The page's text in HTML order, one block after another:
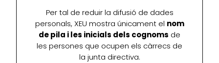
Per tal de reduir la difusió de dades
personals, XEU mostra únicament el nom
de pila i les inicials dels cognoms de
les persones que ocupen els càrrecs de
la junta directiva.